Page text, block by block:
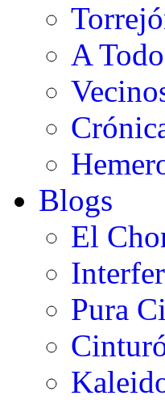
A
Blogs
El
Pura